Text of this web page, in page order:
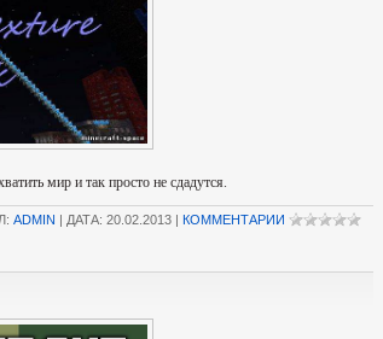
мир и так просто не сдадутся.
ADMIN | ДАТА: 20.02.2013
КОММЕНТАРИИ